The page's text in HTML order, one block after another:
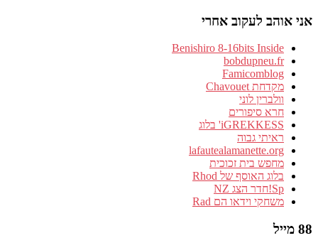
אני אוהב לעקוב אחרי
Benishiro 8-16bits Inside
bobdupneu.fr
Famicomblog
מקדחת Chavouet
וולברין לוני
חרא סיפורים
iGREKKESS' בלוג
ראיתי גבוה
lafautealamanette.org
מחפש בית זכוכית
בלוג האוסף של Rhod
Sp!חדר הצג NZ
משחקי וידאו הם Rad
88 מייל